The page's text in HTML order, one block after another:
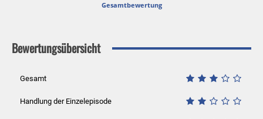
Gesamtbewertung
Bewertungsübersicht
Gesamt
Handlung der Einzelepisode